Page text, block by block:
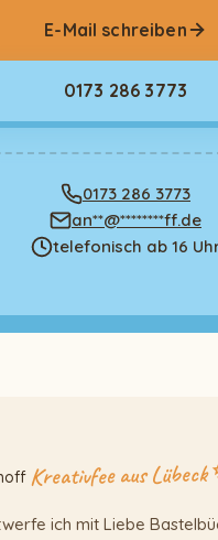
E-Mail schreiben
0173 286 3773
0173 286 3773
an**@********ff.de
telefonisch ab 16
Kreativfee aus Lübeck
ich mit Liebe